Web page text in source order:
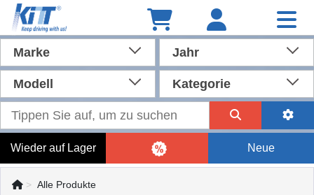
Marke Jahr
Modell Kategorie
Wieder auf Lager Neue
Alle Produkte